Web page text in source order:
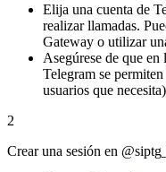
Elija una cuenta de
realizar llamadas.
Gateway o utilizar
Asegúrese de que
Telegram se
usuarios que
2
Crear una sesión en